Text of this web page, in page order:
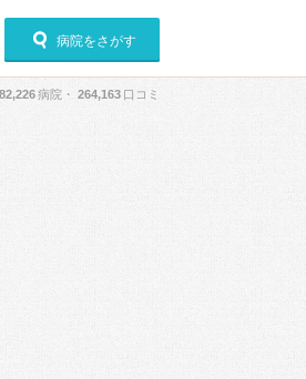
病院をさがす
病院・ 264,163 口コミ